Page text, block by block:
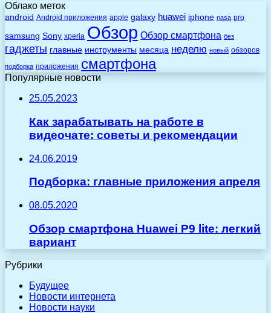
Облако меток
android Android приложения apple galaxy huawei iphone nasa pro
samsung Sony xperia Обзор Обзор смартфона без
гаджеты главные инструменты месяца неделю новый обзоров
подборка приложения смартфона
Популярные новости
25.05.2023
Как зарабатывать на работе в
видеочате: советы и рекомендации
24.06.2019
Подборка: главные приложения апреля
08.05.2020
Обзор смартфона Huawei P9 lite: легкий
вариант
Рубрики
Будущее
Новости интернета
Новости науки